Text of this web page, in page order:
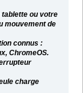
ou votre
mouvement de
connus :
ChromeOS.
charge